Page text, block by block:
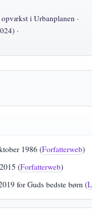
i Urbanplanen ·
·
1986 (Forfatterweb)
(Forfatterweb)
for Guds bedste børn (